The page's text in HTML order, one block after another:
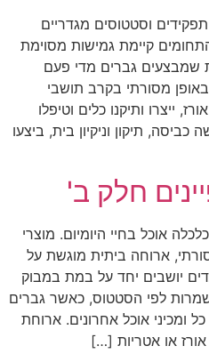
וסטטוסים מגדריים
קיימת גמישות מסוימת
שמבצעים גברים מדי פעם
מסורתי בקרב תושבי
ייצרו ותיקנו כלים וטיפלו
תיקון וניקיון בית, ביצעו
חלק ב'
אוכל בחיי היומיום. מוצרי
ארוחה ביתית מוגשת על
יושבים יחד על במת במבוק
לפי הסטטוס, כאשר גברים
ומכיני אוכל אחרונים. ארוחת
או אטריות […]